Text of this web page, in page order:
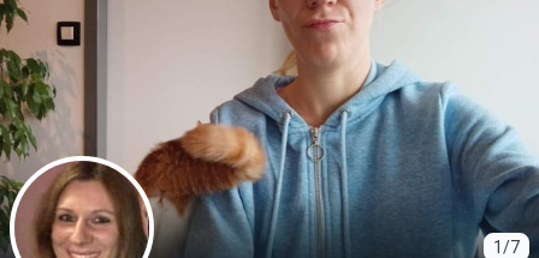
1/7
M